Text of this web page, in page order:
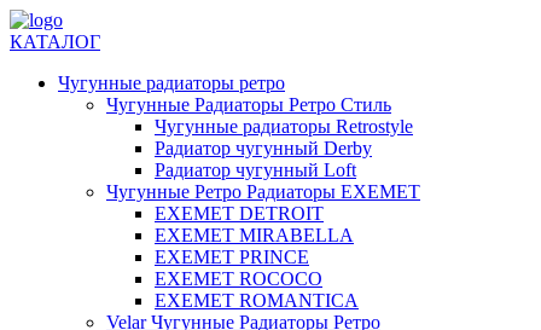
КАТАЛОГ
Чугунные радиаторы ретро
Чугунные Радиаторы Ретро Стиль
Чугунные радиаторы Retrostyle
Радиатор чугунный Derby
Радиатор чугунный Loft
Чугунные Ретро Радиаторы EXEMET
EXEMET DETROIT
EXEMET MIRABELLA
EXEMET PRINCE
EXEMET ROCOCO
EXEMET ROMANTICA
Velar Чугунные Радиаторы Ретро